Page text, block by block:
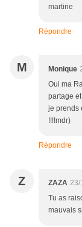
martine
Répondre
M Monique
Oui ma
partage
je prends
!!!!mdr)
Répondre
Z ZAZA 23/
Tu as
mauvais